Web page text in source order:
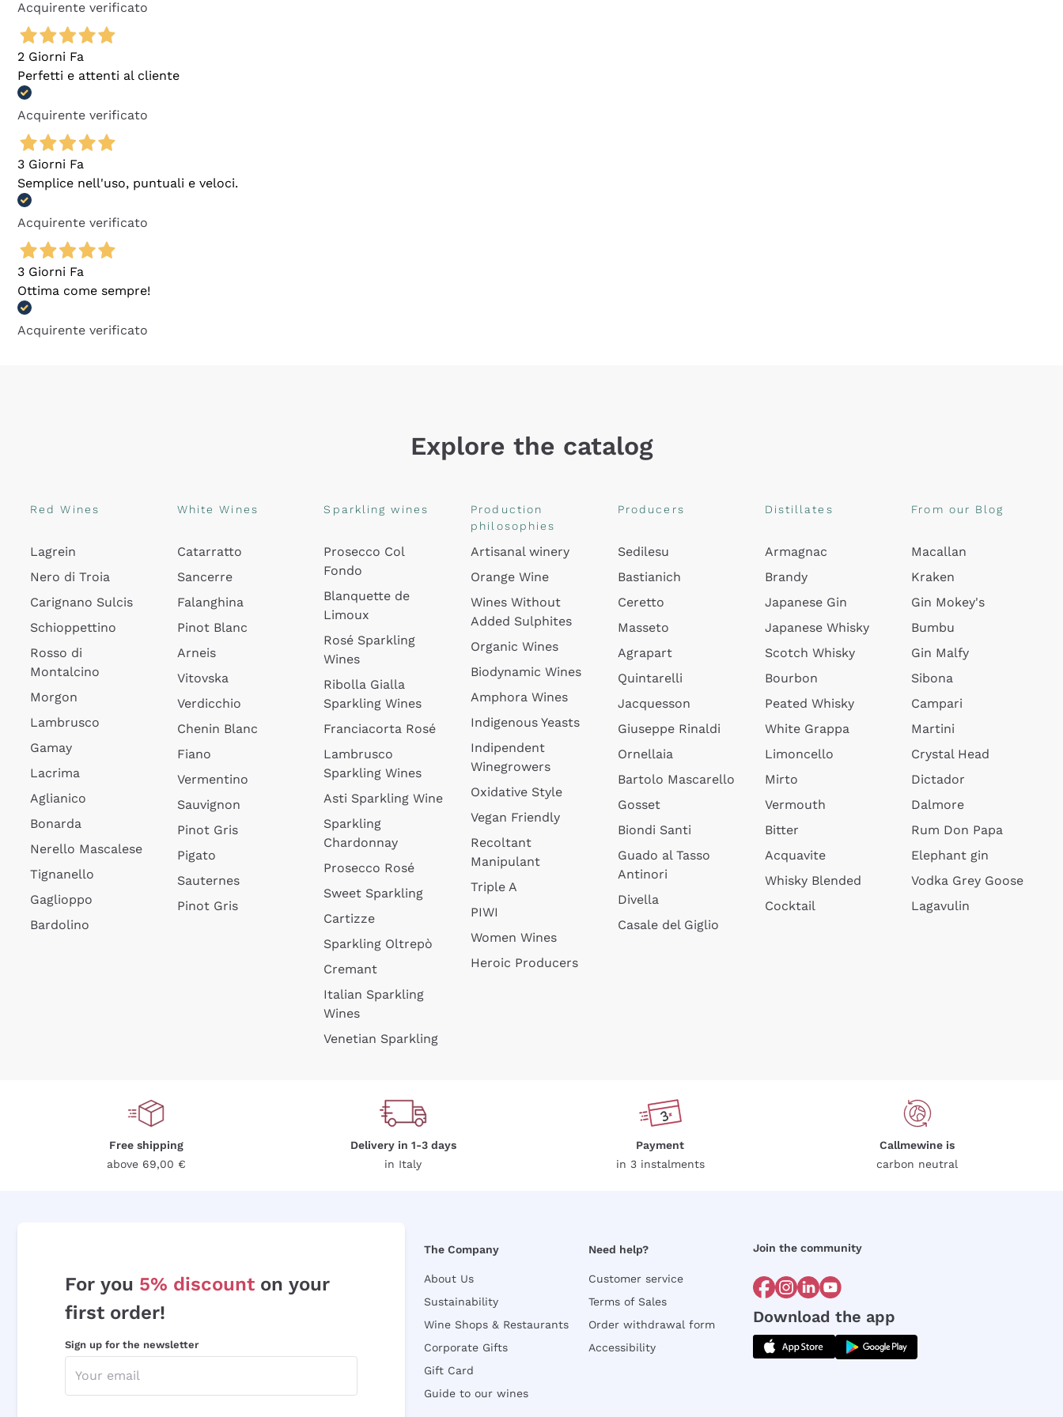
Acquirente verificato
2 Giorni Fa
Perfetti e attenti al cliente
Acquirente verificato
3 Giorni Fa
Semplice nell'uso, puntuali e veloci.
Acquirente verificato
3 Giorni Fa
Ottima come sempre!
Acquirente verificato
Explore the catalog
Red Wines
Lagrein
Nero di Troia
Carignano Sulcis
Schioppettino
Rosso di
Montalcino
Morgon
Lambrusco
Gamay
Lacrima
Aglianico
Bonarda
Nerello Mascalese
Tignanello
Gaglioppo
Bardolino
White Wines
Catarratto
Sancerre
Falanghina
Pinot Blanc
Arneis
Vitovska
Verdicchio
Chenin Blanc
Fiano
Vermentino
Sauvignon
Pinot Gris
Pigato
Sauternes
Pinot Gris
Sparkling wines
Prosecco Col
Fondo
Blanquette de
Limoux
Rosé Sparkling
Wines
Ribolla Gialla
Sparkling Wines
Franciacorta Rosé
Lambrusco
Sparkling Wines
Asti Sparkling Wine
Sparkling
Chardonnay
Prosecco Rosé
Sweet Sparkling
Cartizze
Sparkling Oltrepò
Cremant
Italian Sparkling
Wines
Venetian Sparkling
Production
philosophies
Artisanal winery
Orange Wine
Wines Without
Added Sulphites
Organic Wines
Biodynamic Wines
Amphora Wines
Indigenous Yeasts
Indipendent
Winegrowers
Oxidative Style
Vegan Friendly
Recoltant
Manipulant
Triple A
PIWI
Women Wines
Heroic Producers
Producers
Sedilesu
Bastianich
Ceretto
Masseto
Agrapart
Quintarelli
Jacquesson
Giuseppe Rinaldi
Ornellaia
Bartolo Mascarello
Gosset
Biondi Santi
Guado al Tasso
Antinori
Divella
Casale del Giglio
Distillates
Armagnac
Brandy
Japanese Gin
Japanese Whisky
Scotch Whisky
Bourbon
Peated Whisky
White Grappa
Limoncello
Mirto
Vermouth
Bitter
Acquavite
Whisky Blended
Cocktail
From our Blog
Macallan
Kraken
Gin Mokey's
Bumbu
Gin Malfy
Sibona
Campari
Martini
Crystal Head
Dictador
Dalmore
Rum Don Papa
Elephant gin
Vodka Grey Goose
Lagavulin
Free shipping
above 69,00 €
Delivery in 1-3 days
in Italy
Payment
in 3 instalments
Callmewine is
carbon neutral
For you 5% discount on your
first order!
Sign up for the newsletter
The Company
About Us
Sustainability
Wine Shops & Restaurants
Corporate Gifts
Gift Card
Guide to our wines
Need help?
Customer service
Terms of Sales
Order withdrawal form
Accessibility
Join the community
Download the app